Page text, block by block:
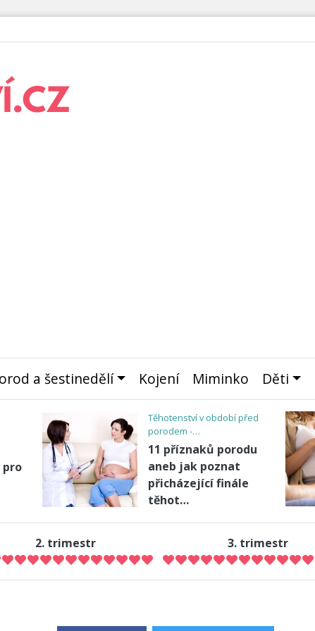
a šestinedělí Kojení Miminko Děti
Péče o dítě
Když se dítě svléká z
kůže jako had
2. trimestr 3. trimestr